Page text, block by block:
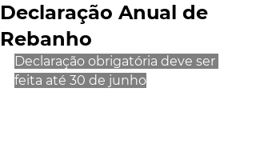
Declaração Anual de
Rebanho
Declaração obrigatória deve ser
feita até 30 de junho